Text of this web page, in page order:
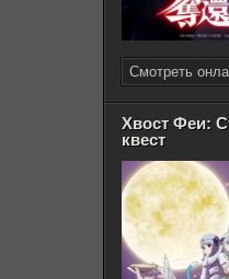
Смотреть
Хвост Феи:
квест